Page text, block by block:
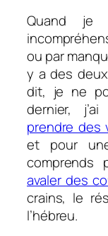
Quand je
ou par
y a des
dit, je ne
dernier,
prendre des
et pour
comprends
avaler des
crains, le
l’hébreu.